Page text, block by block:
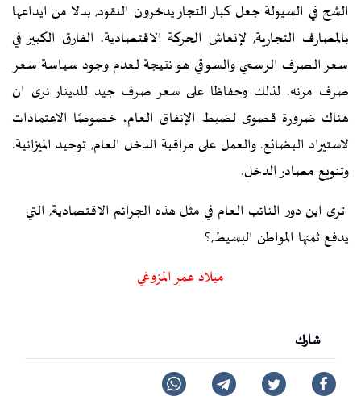
الشح في السيولة جعل كبار التجار يدخرون النقود, بدلا من ايداعها
بالمصارف التجارية, لإنعاش الحركة الاقتصادية. الفارق الكبير في
سعر الصرف الرسمي والسوقي هو نتيجة لعدم وجود سياسة سعر
صرف مرنه. لذلك وحفاظا على سعر صرف جيد للدينار نرى ان
هناك ضرورة قصوى لضبط الإنفاق العام، خصوصًا الاعتمادات
لاستيراد البضائع. والعمل على مراقبة الدخل العام, توحيد الميزانية.
وتنويع مصادر الدخل.
ترى اين دور النائب العام في مثل هذه الجرائم الاقتصادية, التي
يدفع ثمنها المواطن البسيط,؟
ميلاد عمر المزوغي
شارك